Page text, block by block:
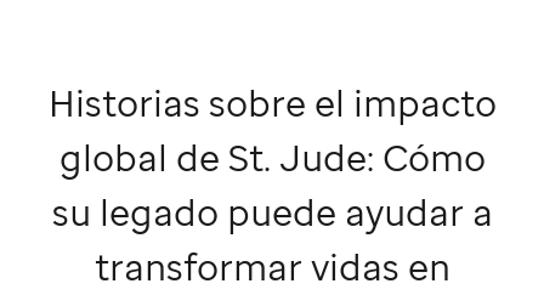
Historias sobre el impacto
global deSt. Jude: Cómo
su legado puede ayudar a
transformar vidas en